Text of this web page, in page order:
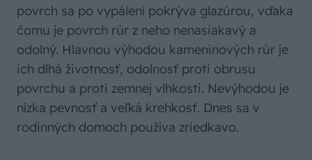
povrch sa po vypálení pokrýva glazúrou, vďaka
čomu je povrch rúr z neho nenasiakavý a
odolný. Hlavnou výhodou kameninových rúr je
ich dlhá životnosť, odolnosť proti obrusu
povrchu a proti zemnej vlhkosti. Nevýhodou je
nízka pevnosť a veľká krehkosť. Dnes sa v
rodinných domoch používa zriedkavo.